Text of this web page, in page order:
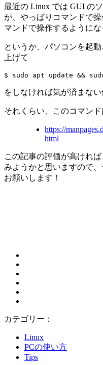
最近の Linux では GUI の
が、やっぱりコマンドで
マンドで操作するようにな
というか、パソコンを起
上げて
$ sudo apt update &&
をしなければ気が済まない
それくらい、このコマンド
https://
html
この記事の評価が高ければ
みようかと思いますので
お願いします！
カテゴリー：
Linux
PCの使い方
Tips